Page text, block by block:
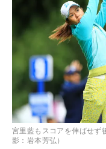
宮里藍もスコアを伸ばせず
影：岩本芳弘）